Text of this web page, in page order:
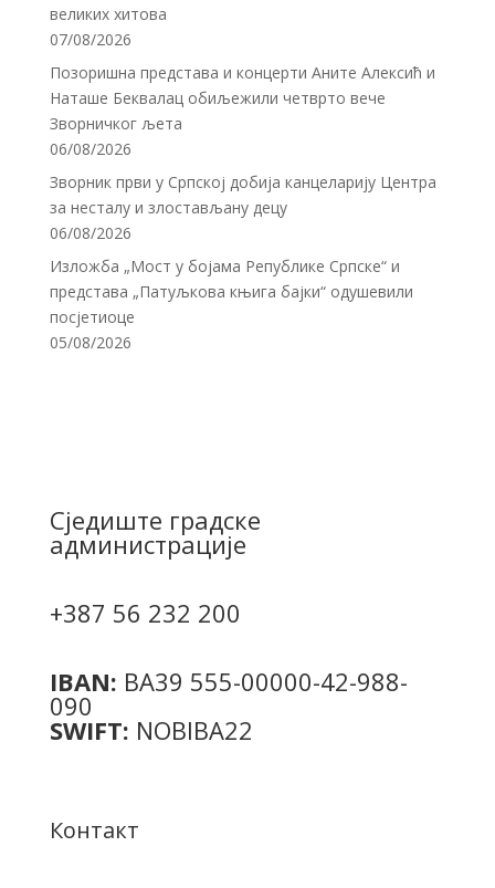
великих хитова
07/08/2026
Позоришна представа и концерти Аните Алексић и
Наташе Беквалац обиљежили четврто вече
Зворничког љета
06/08/2026
Зворник први у Српској добија канцеларију Центра
за несталу и злостављану децу
06/08/2026
Изложба „Мост у бојама Републике Српске“ и
представа „Патуљкова књига бајки“ одушевили
посјетиоце
05/08/2026
Сједиште градске
администрације
+387 56 232 200
IBAN: BA39 555-00000-42-988-
090
SWIFT: NOBIBA22
Контакт